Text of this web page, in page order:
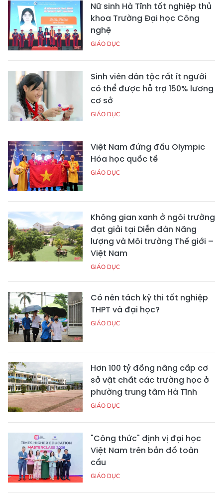
Nữ sinh Hà Tĩnh tốt nghiệp thủ
khoa Trường Đại học Công
nghệ
GIÁO DỤC
Sinh viên dân tộc rất ít người
có thể được hỗ trợ 150% lương
cơ sở
GIÁO DỤC
Việt Nam đứng đầu Olympic
Hóa học quốc tế
GIÁO DỤC
Không gian xanh ở ngôi trường
đạt giải tại Diễn đàn Năng
lượng và Môi trường Thế giới –
Việt Nam
GIÁO DỤC
Có nên tách kỳ thi tốt nghiệp
THPT và đại học?
GIÁO DỤC
Hơn 100 tỷ đồng nâng cấp cơ
sở vật chất các trường học ở
phường trung tâm Hà Tĩnh
GIÁO DỤC
"Công thức" định vị đại học
Việt Nam trên bản đồ toàn
cầu
GIÁO DỤC